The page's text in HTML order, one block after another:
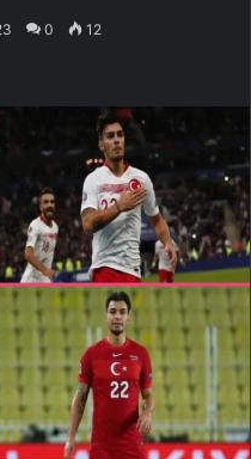
0 12